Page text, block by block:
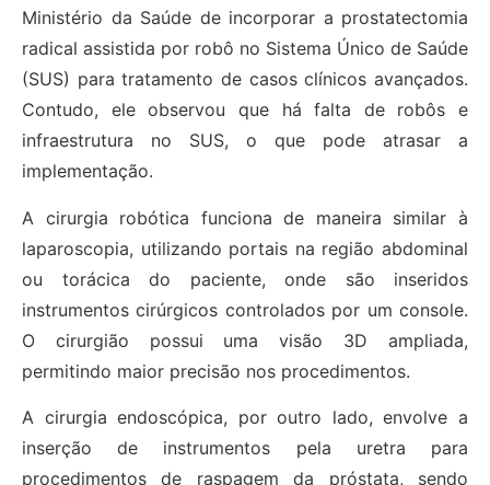
Ministério da Saúde de incorporar a prostatectomia
radical assistida por robô no Sistema Único de Saúde
(SUS) para tratamento de casos clínicos avançados.
Contudo, ele observou que há falta de robôs e
infraestrutura no SUS, o que pode atrasar a
implementação.
A cirurgia robótica funciona de maneira similar à
laparoscopia, utilizando portais na região abdominal
ou torácica do paciente, onde são inseridos
instrumentos cirúrgicos controlados por um console.
O cirurgião possui uma visão 3D ampliada,
permitindo maior precisão nos procedimentos.
A cirurgia endoscópica, por outro lado, envolve a
inserção de instrumentos pela uretra para
procedimentos de raspagem da próstata, sendo